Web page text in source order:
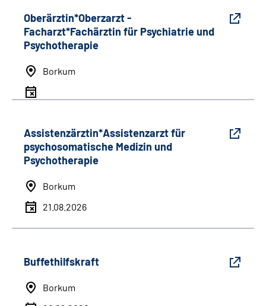
Oberärztin*Oberzarzt -
Facharzt*Fachärztin für Psychiatrie und
Psychotherapie
Borkum
Assistenzärztin*Assistenzarzt für
psychosomatische Medizin und
Psychotherapie
Borkum
21.08.2026
Buffethilfskraft
Borkum